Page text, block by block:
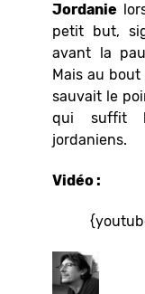
Jordanie
petit but,
avant la
Mais au
sauvait le
qui suffit
jordaniens.
Vidéo :